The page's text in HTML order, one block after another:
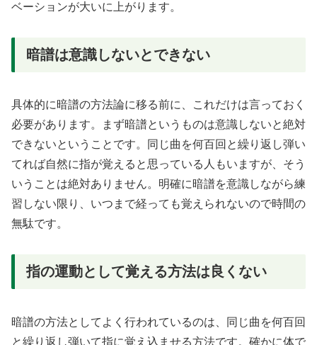
ベーションが大いに上がります。
暗譜は意識しないとできない
具体的に暗譜の方法論に移る前に、これだけは言っておく
必要があります。まず暗譜というものは意識しないと絶対
できないということです。同じ曲を何百回と繰り返し弾い
てれば自然に指が覚えると思っている人もいますが、そう
いうことは絶対ありません。明確に暗譜を意識しながら練
習しない限り、いつまで経っても覚えられないので時間の
無駄です。
指の運動として覚える方法は良くない
暗譜の方法としてよく行われているのは、同じ曲を何百回
と繰り返し弾いて指に覚え込ませる方法です。確かに体で